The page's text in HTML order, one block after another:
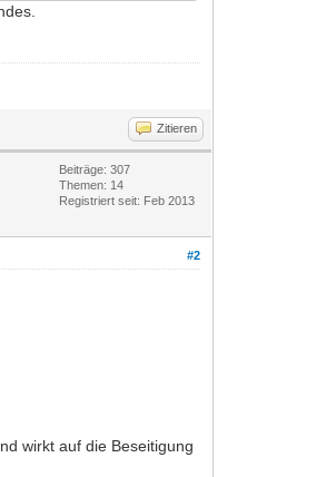
Zitieren
Beiträge: 307
Themen: 14
Registriert seit: Feb 2013
#2
wirkt auf die Beseitigung